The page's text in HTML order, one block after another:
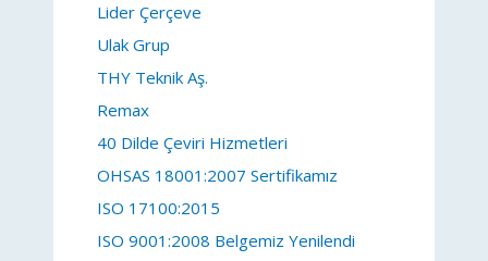
Lider Çerçeve
Ulak Grup
THY Teknik Aş.
Remax
40 Dilde Çeviri Hizmetleri
OHSAS 18001:2007 Sertifikamız
ISO 17100:2015
ISO 9001:2008 Belgemiz Yenilendi